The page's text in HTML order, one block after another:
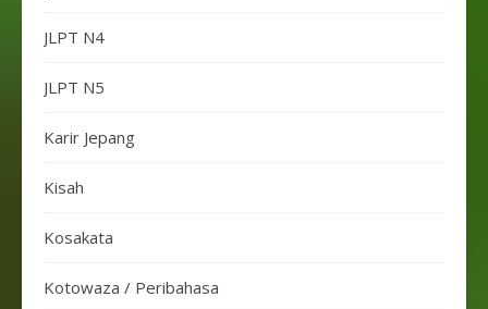
JLPT N4
JLPT N5
Karir Jepang
Kisah
Kosakata
Kotowaza / Peribahasa